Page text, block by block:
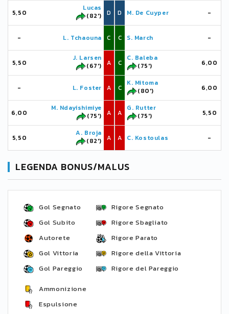
5,50
Lucas
(82')
D
- L. Tchaouna C
5,50
J. Larsen
(67')
A
- L. Foster A
6,00
M. Ndayishimiye
(75')
A
5,50
A. Broja
(82')
A
D M. De Cuyper -
C S. March -
C
C. Baleba
(75')
6,00
C
K. Mitoma
(80')
6,00
A
G. Rutter
(75')
5,50
A C. Kostoulas -
LEGENDA BONUS/MALUS
Gol Segnato
Gol Subito
Autorete
Gol Vittoria
Gol Pareggio
Rigore Segnato
Rigore Sbagliato
Rigore Parato
Rigore della Vittoria
Rigore del Pareggio
Ammonizione
Espulsione